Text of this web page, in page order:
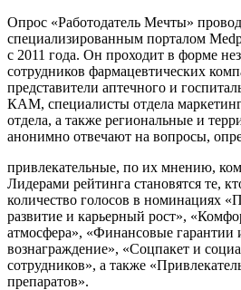
Опрос «Работодатель Мечты»
специализированным порталом
с 2011 года. Он проходит в форме
сотрудников фармацевтических
представители аптечного и
КАМ, специалисты отдела
отдела, а также региональные и
анонимно отвечают на вопросы,
привлекательные, по их мнению,
Лидерами рейтинга становятся те,
количество голосов в номинациях
развитие и карьерный рост»,
атмосфера», «Финансовые гарантии
вознаграждение», «Соцпакет и
сотрудников», а также
препаратов».